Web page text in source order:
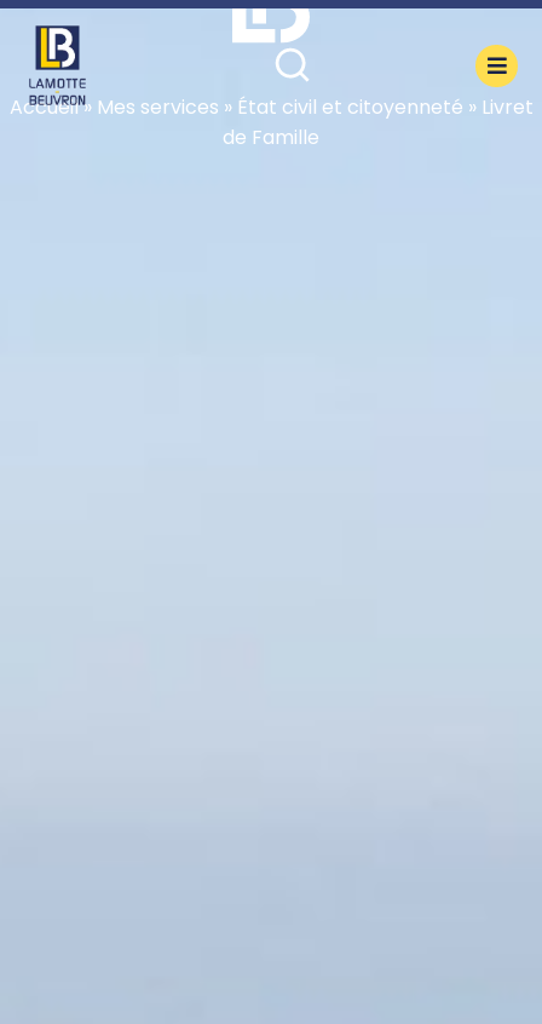
principal
Accueil» Mes services » État civil et citoyenneté » Livret
de Famille